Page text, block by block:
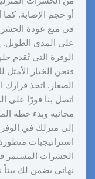
أو حجم الإصابة.
في منع عودة
على المدى
الوفرة التي تُقدم
فنحن الخيار
الصغار. اتخذ
مجانية وبدء خطة
إلى منزلك في
استراتيجيات
الحشرات
نهائي يضمن لك بيتاً